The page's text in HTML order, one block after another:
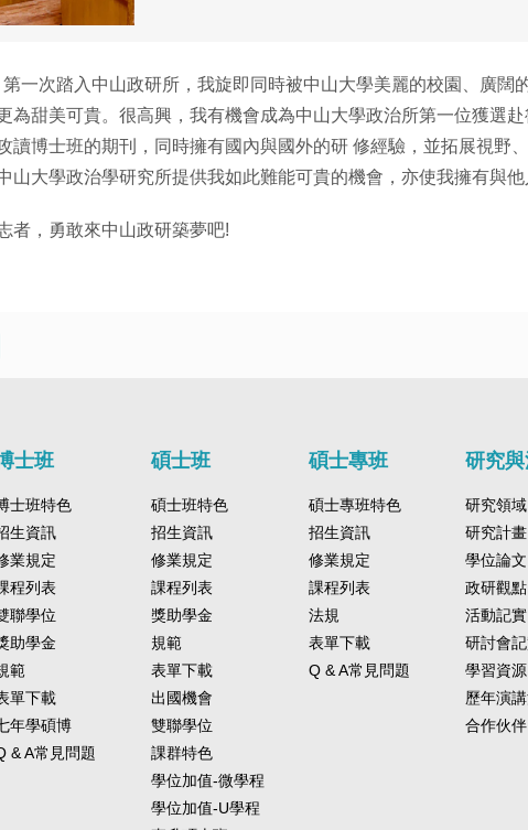
一次踏入中山政研所，我旋即同時被中山大學美麗的校園、廣
為甜美可貴。很高興，我有機會成為中山大學政治所第一位獲選
讀博士班的期刊，同時擁有國內與國外的研 修經驗，並拓展視
山大學政治學研究所提供我如此難能可貴的機會，亦使我擁有與
者，勇敢來中山政研築夢吧!
士班
士班特色
生資訊
業規定
程列表
聯學位
助學金
範
單下載
年學碩博
& A常見問題
碩士班
碩士班特色
招生資訊
修業規定
課程列表
獎助學金
規範
表單下載
出國機會
雙聯學位
課群特色
學位加值-微學程
學位加值-U學程
碩士專班
碩士專班特色
招生資訊
修業規定
課程列表
法規
表單下載
Q & A常見問題
研究
研究領域
研究計畫
學位論文
政研觀點
活動記實
研討會
學習資源
歷年演
合作伙伴